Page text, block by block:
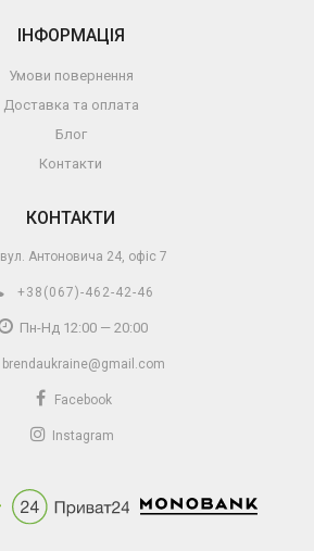
ІНФОРМАЦІЯ
Умови повернення
Доставка та оплата
Блог
Контакти
КОНТАКТИ
вул. Антоновича 24, офіс 7
+38(067)-462-42-46
Пн-Нд 12:00 — 20:00
brendaukraine@gmail.com
Facebook
Instagram